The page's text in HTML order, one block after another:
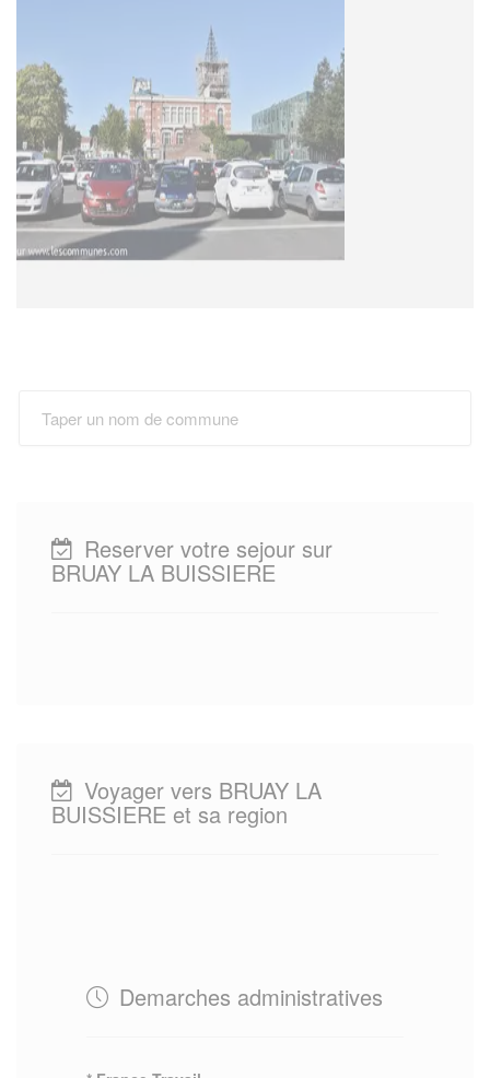
Reserver votre sejour sur
BRUAY LA BUISSIERE
Voyager vers BRUAY LA
BUISSIERE et sa region
Demarches administratives